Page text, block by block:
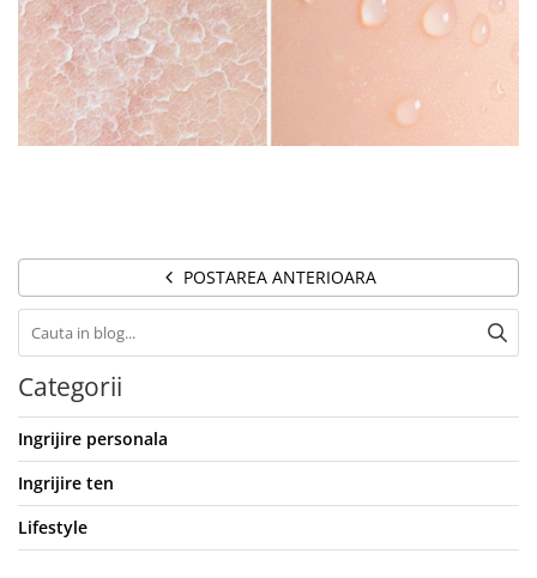
POSTAREA ANTERIOARA
Categorii
Ingrijire personala
Ingrijire ten
Lifestyle